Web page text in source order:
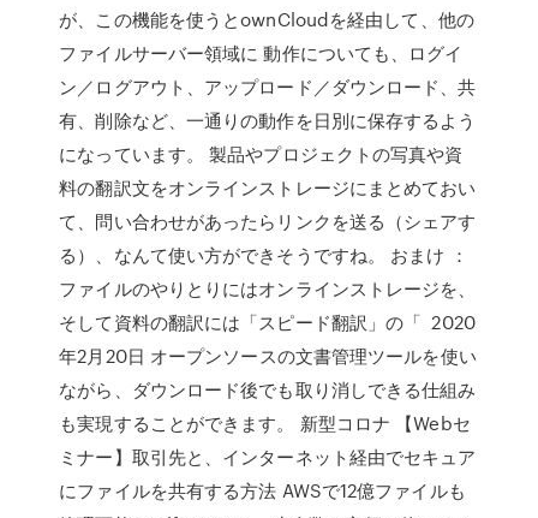
が、この機能を使うとownCloudを経由して、他の
ファイルサーバー領域に 動作についても、ログイ
ン／ログアウト、アップロード／ダウンロード、共
有、削除など、一通りの動作を日別に保存するよう
になっています。 製品やプロジェクトの写真や資
料の翻訳文をオンラインストレージにまとめておい
て、問い合わせがあったらリンクを送る（シェアす
る）、なんて使い方ができそうですね。 おまけ ：
ファイルのやりとりにはオンラインストレージを、
そして資料の翻訳には「スピード翻訳」の「 2020
年2月20日 オープンソースの文書管理ツールを使い
ながら、ダウンロード後でも取り消しできる仕組み
も実現することができます。 新型コロナ 【Webセ
ミナー】取引先と、インターネット経由でセキュア
にファイルを共有する方法 AWSで12億ファイルも